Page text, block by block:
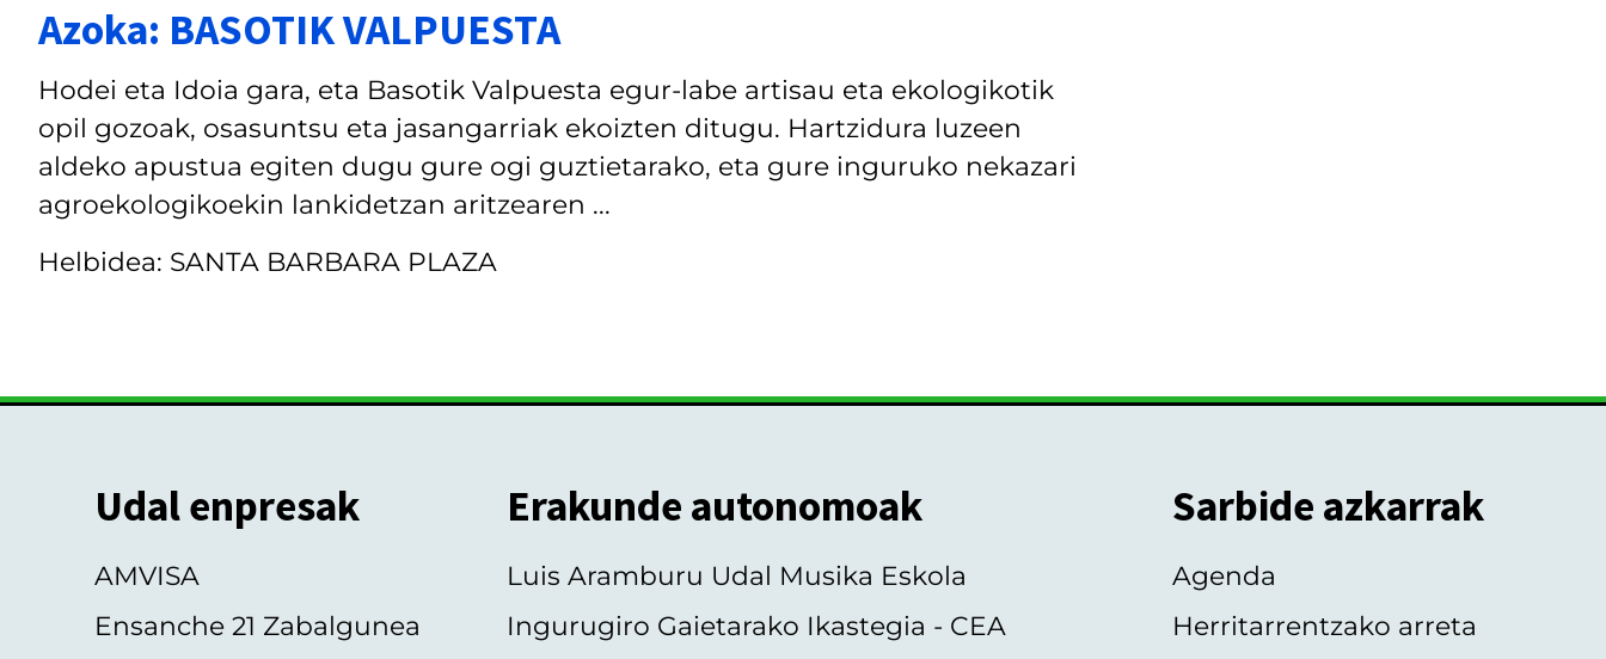
Azoka: BASOTIK VALPUESTA
Hodei eta Idoia gara, eta Basotik Valpuesta egur-labe artisau eta ekologikotik
opil gozoak, osasuntsu eta jasangarriak ekoizten ditugu. Hartzidura luzeen
aldeko apustua egiten dugu gure ogi guztietarako, eta gure inguruko nekazari
agroekologikoekin lankidetzan aritzearen ...
Helbidea: SANTA BARBARA PLAZA
Udal enpresak
AMVISA
Ensanche 21 Zabalgunea
Erakunde autonomoak
Luis Aramburu Udal Musika Eskola
Ingurugiro Gaietarako Ikastegia - CEA
Sarbide azkarrak
Agenda
Herritarrentzako arreta